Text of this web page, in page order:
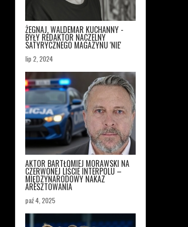
ŻEGNAJ, WALDEMAR KUCHANNY -
BYŁY REDAKTOR NACZELNY
SATYRYCZNEGO MAGAZYNU 'NIE'
lip 2, 2024
AKTOR BARTŁOMIEJ MORAWSKI NA
CZERWONEJ LIŚCIE INTERPOLU –
MIĘDZYNARODOWY NAKAZ
ARESZTOWANIA
paź 4, 2025